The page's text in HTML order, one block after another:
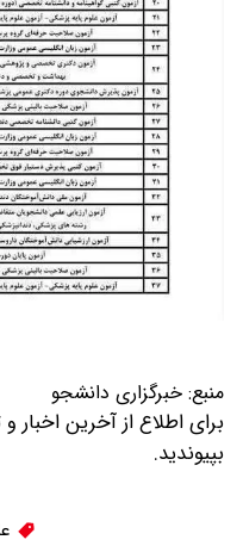
منبع: خبرگزاری دانشجو
برای اطلاع از آخرین اخبار
بپیوندید.